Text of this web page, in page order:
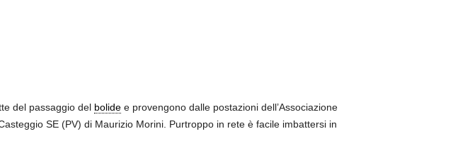
del passaggio del bolidee provengono dalle postazioni dell’Associazione
SE (PV) di Maurizio Morini. Purtroppo in rete è facile imbattersi in